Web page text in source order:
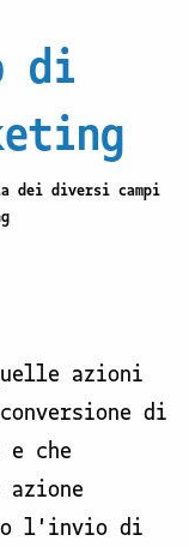
di
dei diversi campi
azioni
di
e che
azione
l'invio di